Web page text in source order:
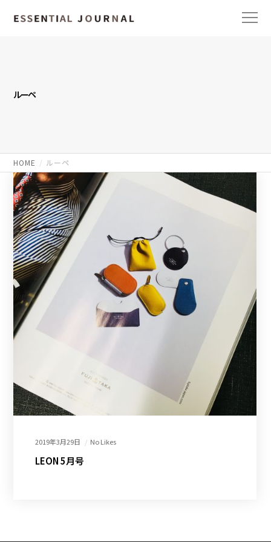
ルーペ
HOME ルーペ
2019年3月29日 No Likes
LEON 5月号